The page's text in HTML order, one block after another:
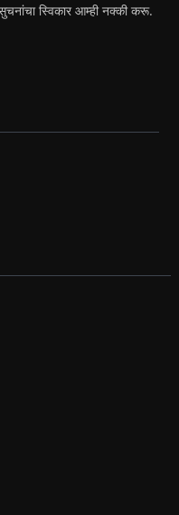
स्विकार आम्ही नक्की करू.